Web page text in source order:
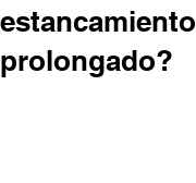
estancamiento
prolongado?